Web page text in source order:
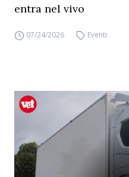
entra nel vivo
07/24/2026 Eventi